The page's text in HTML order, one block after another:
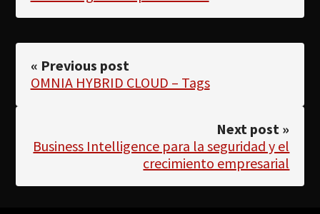
« Previous post
OMNIA HYBRID CLOUD – Tags
Next post »
Business Intelligence para la seguridad y el
crecimiento empresarial